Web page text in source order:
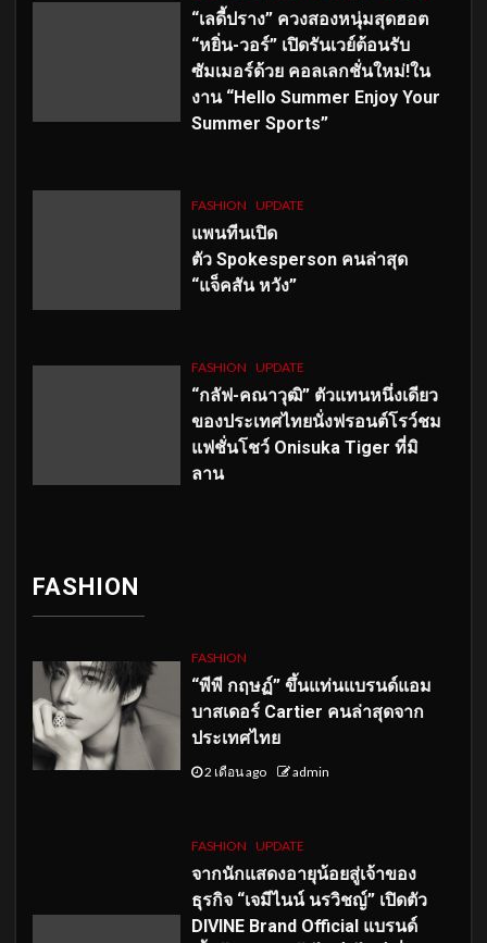
“เลดี้ปราง” ควงสองหนุ่มสุดฮอต
“หยิ่น-วอร์” เปิดรันเวย์ต้อนรับ
ซัมเมอร์ด้วย คอลเลกชั่นใหม่!ใน
งาน “Hello Summer Enjoy Your
Summer Sports”
FASHION UPDATE
แพนทีนเปิด
ตัว Spokesperson คนล่าสุด
“แจ็คสัน หวัง”
FASHION UPDATE
“กลัฟ-คณาวุฒิ” ตัวแทนหนึ่งเดียว
ของประเทศไทยนั่งฟรอนต์โรว์ชม
แฟชั่นโชว์ Onisuka Tiger ที่มิ
ลาน
FASHION
FASHION
“พีพี กฤษฏ์” ขึ้นแท่นแบรนด์แอม
บาสเดอร์ Cartier คนล่าสุดจาก
ประเทศไทย
2 เดือน ago admin
FASHION UPDATE
จากนักแสดงอายุน้อยสู่เจ้าของ
ธุรกิจ “เจมีไนน์ นรวิชญ์” เปิดตัว
DIVINE Brand Official แบรนด์